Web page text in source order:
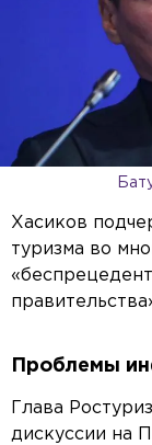
Хасиков
туризма во
Проблемы
Глава
дискуссии на